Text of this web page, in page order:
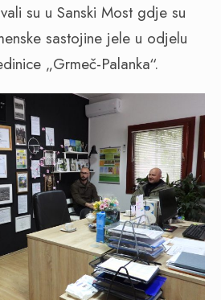
su u Sanski Most gdje su
sastojine jele u odjelu
„Grmeč-Palanka“.